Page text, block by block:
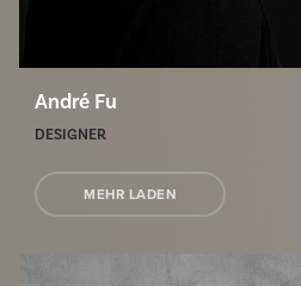
André Fu
DESIGNER
MEHR LADEN